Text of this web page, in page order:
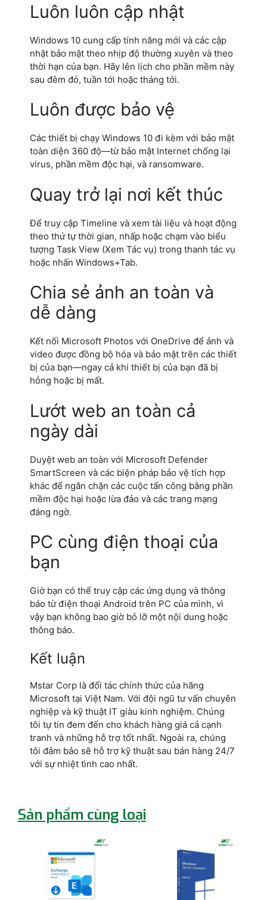
Luôn luôn cập nhật
Windows 10 cung cấp tính năng mới và các cập
nhật bảo mật theo nhịp độ thường xuyên và theo
thời hạn của bạn. Hãy lên lịch cho phần mềm này
sau đêm đó, tuần tới hoặc tháng tới.
Luôn được bảo vệ
Các thiết bị chạy Windows 10 đi kèm với bảo mật
toàn diện 360 độ—từ bảo mật Internet chống lại
virus, phần mềm độc hại, và ransomware.
Quay trở lại nơi kết thúc
Để truy cập Timeline và xem tài liệu và hoạt động
theo thứ tự thời gian, nhấp hoặc chạm vào biểu
tượng Task View (Xem Tác vụ) trong thanh tác vụ
hoặc nhấn Windows+Tab.
Chia sẻ ảnh an toàn và
dễ dàng
Kết nối Microsoft Photos với OneDrive để ảnh và
video được đồng bộ hóa và bảo mật trên các thiết
bị của bạn—ngay cả khi thiết bị của bạn đã bị
hỏng hoặc bị mất.
Lướt web an toàn cả
ngày dài
Duyệt web an toàn với Microsoft Defender
SmartScreen và các biện pháp bảo vệ tích hợp
khác để ngăn chặn các cuộc tấn công bằng phần
mềm độc hại hoặc lừa đảo và các trang mạng
đáng ngờ.
PC cùng điện thoại của
bạn
Giờ bạn có thể truy cập các ứng dụng và thông
báo từ điện thoại Android trên PC của mình, vì
vậy bạn không bao giờ bỏ lỡ một nội dung hoặc
thông báo.
Kết luận
Mstar Corp là đối tác chính thức của hãng
Microsoft tại Việt Nam. Với đội ngũ tư vấn chuyên
nghiệp và kỹ thuật IT giàu kinh nghiệm. Chúng
tôi tự tin đem đến cho khách hàng giá cả cạnh
tranh và những hỗ trợ tốt nhất. Ngoài ra, chúng
tôi đảm bảo sẽ hỗ trợ kỹ thuật sau bán hàng 24/7
với sự nhiệt tình cao nhất.
Sản phẩm cùng loại